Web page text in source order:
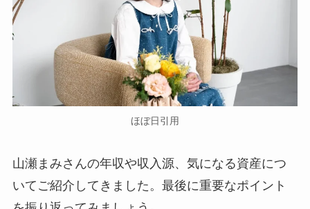
ほぼ日引用
山瀬まみさんの年収や収入源、気になる資産につ
いてご紹介してきました。最後に重要なポイント